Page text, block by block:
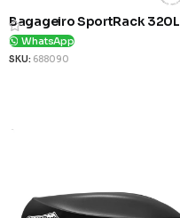
Bagageiro SportRack 320L
WhatsApp
SKU: 688090